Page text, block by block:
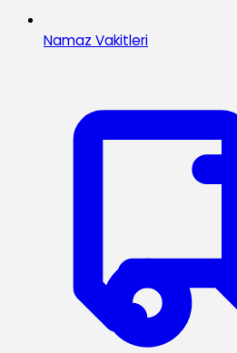
Namaz Vakitleri